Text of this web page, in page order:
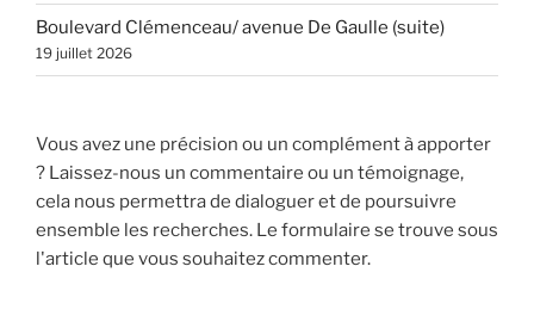
Boulevard Clémenceau/ avenue De Gaulle (suite)
19 juillet 2026
Vous avez une précision ou un complément à apporter
? Laissez-nous un commentaire ou un témoignage,
cela nous permettra de dialoguer et de poursuivre
ensemble les recherches. Le formulaire se trouve sous
l'article que vous souhaitez commenter.